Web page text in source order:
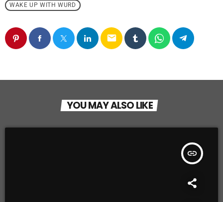
WAKE UP WITH WURD
email
YOU MAY ALSO LIKE
insert_link